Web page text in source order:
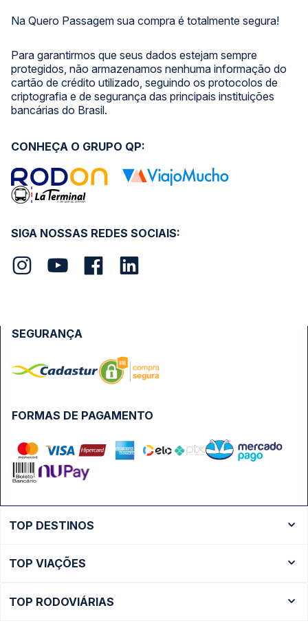
Na Quero Passagem sua compra é totalmente segura!
Para garantirmos que seus dados estejam sempre
protegidos, não armazenamos nenhuma informação do
cartão de crédito utilizado, seguindo os protocolos de
criptografia e de segurança das principais instituições
bancárias do Brasil.
SIGA NOSSAS REDES SOCIAIS:
CONHEÇA O GRUPO QP:
FORMAS DE PAGAMENTO
SEGURANÇA
TOP DESTINOS
Ônibus São Paulo
TOP VIAÇÕES
TOP RODOVIÁRIAS